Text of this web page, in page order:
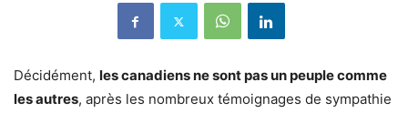
Décidément, les canadiens ne sont pas un peuple comme
les autres, après les nombreux témoignages de sympathie